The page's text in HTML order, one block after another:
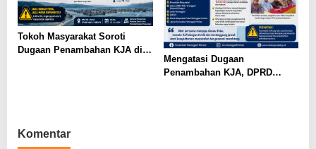
Tokoh Masyarakat Soroti
Dugaan Penambahan KJA di
Mengatasi Dugaan
Penambahan KJA, DPRD
Komentar